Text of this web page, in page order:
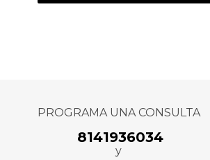
PROGRAMA UNA CONSULTA
8141936034
y